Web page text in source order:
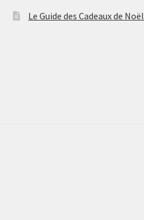
Le Guide des Cadeaux de Noël